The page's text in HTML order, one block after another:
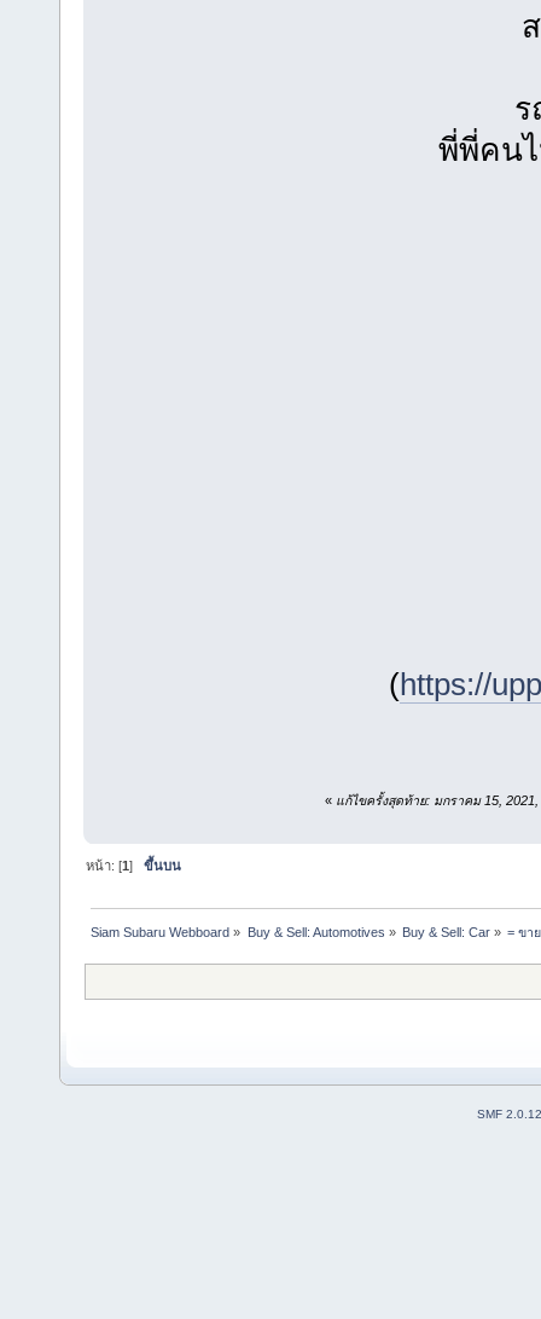
ร
พี่พี่คน
(https://
« แก้ไขครั้งสุดท้าย: มกราคม 15,
หน้า: [1]ขึ้นบน
Siam Subaru Webboard » Buy & Sell: Automotives » Buy & Sell: Car» = ขา
SMF 2.0.12